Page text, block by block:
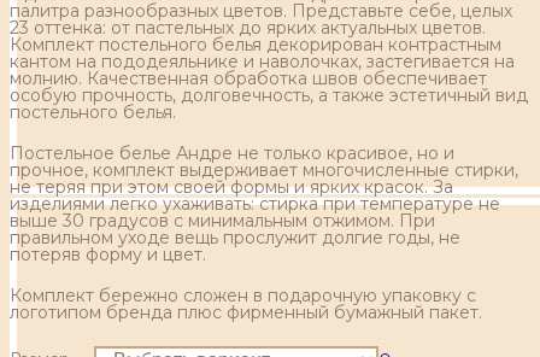
палитра разнообразных цветов. Представьте себе, целых
23 оттенка: от пастельных до ярких актуальных цветов.
Комплект постельного белья декорирован контрастным
кантом на пододеяльнике и наволочках, застегивается на
молнию. Качественная обработка швов обеспечивает
особую прочность, долговечность, а также эстетичный вид
постельного белья.
Постельное белье Андре не только красивое, но и
прочное, комплект выдерживает многочисленные стирки,
не теряя при этом своей формы и ярких красок. За
изделиями легко ухаживать: стирка при температуре не
выше 30 градусов с минимальным отжимом. При
правильном уходе вещь прослужит долгие годы, не
потеряв форму и цвет.
Комплект бережно сложен в подарочную упаковку с
логотипом бренда плюс фирменный бумажный пакет.